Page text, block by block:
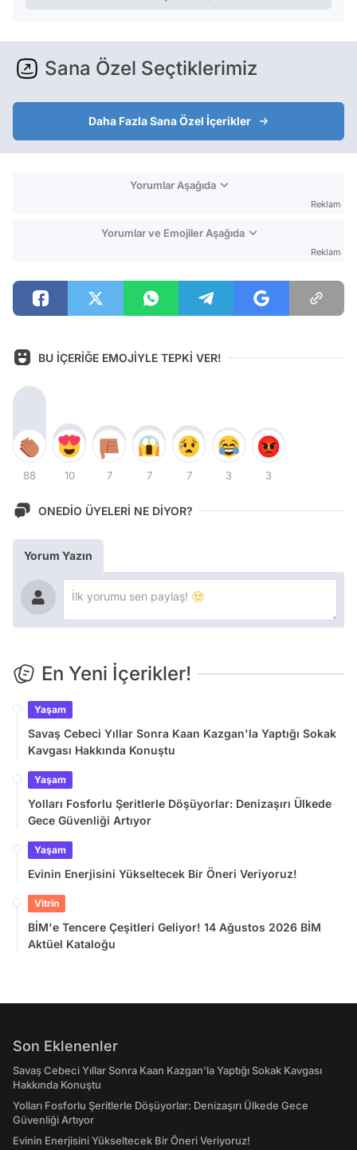
Sana Özel Seçtiklerimiz
Daha Fazla Sana Özel İçerikler
Yorumlar Aşağıda
Reklam
Yorumlar ve Emojiler Aşağıda
Reklam
BU İÇERİĞE EMOJİYLE TEPKİ VER!
88 10 7 7 7 3 3
ONEDİO ÜYELERİ NE DİYOR?
Yorum Yazın
En Yeni İçerikler!
Yaşam
Savaş Cebeci Yıllar Sonra Kaan Kazgan'la Yaptığı Sokak
Kavgası Hakkında Konuştu
Yaşam
Yolları Fosforlu Şeritlerle Döşüyorlar: Denizaşırı Ülkede
Gece Güvenliği Artıyor
Yaşam
Evinin Enerjisini Yükseltecek Bir Öneri Veriyoruz!
Vitrin
BİM'e Tencere Çeşitleri Geliyor! 14 Ağustos 2026 BİM
Aktüel Kataloğu
Son Eklenenler
Savaş Cebeci Yıllar Sonra Kaan Kazgan'la Yaptığı Sokak Kavgası
Hakkında Konuştu
Yolları Fosforlu Şeritlerle Döşüyorlar: Denizaşırı Ülkede Gece
Güvenliği Artıyor
Evinin Enerjisini Yükseltecek Bir Öneri Veriyoruz!